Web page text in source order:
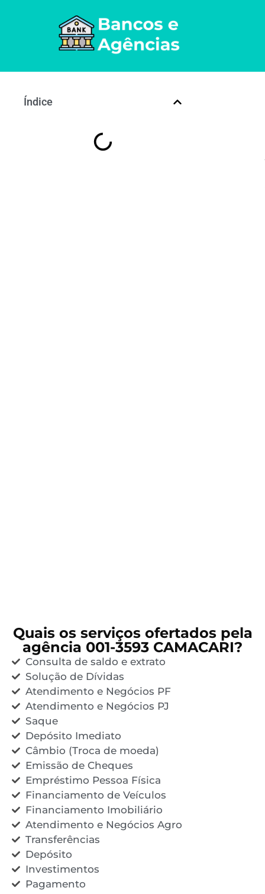
Índice
Quais os serviços ofertados pela
agência 001-3593 CAMACARI?
Consulta de saldo e extrato
Solução de Dívidas
Atendimento e Negócios PF
Atendimento e Negócios PJ
Saque
Depósito Imediato
Câmbio (Troca de moeda)
Emissão de Cheques
Empréstimo Pessoa Física
Financiamento de Veículos
Financiamento Imobiliário
Atendimento e Negócios Agro
Transferências
Depósito
Investimentos
Pagamento